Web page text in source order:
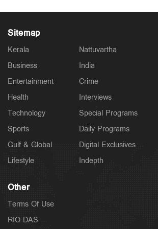
Latest
കടലിൽ കാണാതായി;
മറുപടിയുമായി വി.ഡി
Sitemap
Kerala
Business
Entertainment
Health
Technology
Sports
Gulf & Global
Lifestyle
Nattuvartha
India
Crime
Interviews
Special Programs
Daily Programs
Digital Exclusives
Indepth
Other
Terms Of Use
RIO DAS